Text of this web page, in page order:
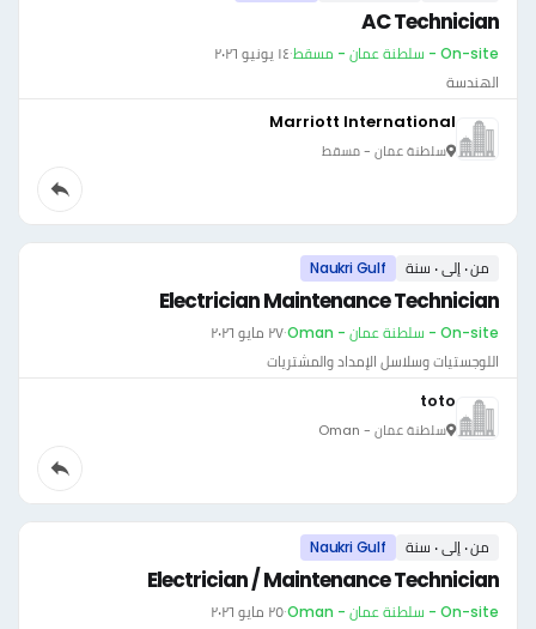
AC Technician
On-site - سلطنة عمان - مسقط ·١٤ يونيو ٢٠٢٦
الهندسة
Marriott International
سلطنة عمان - مسقط
من ٠ إلى ٠ سنة Naukri Gulf
Electrician Maintenance Technician
On-site - سلطنة عمان - Oman ·٢٧ مايو ٢٠٢٦
اللوجستيات وسلاسل الإمداد والمشتريات
toto
سلطنة عمان - Oman
من ٠ إلى ٠ سنة Naukri Gulf
Electrician / Maintenance Technician
On-site - سلطنة عمان - Oman ·٢٥ مايو ٢٠٢٦